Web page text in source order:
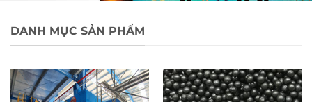
DANH MỤC SẢN PHẨM